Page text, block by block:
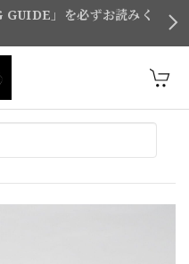
」を必ずお読みく